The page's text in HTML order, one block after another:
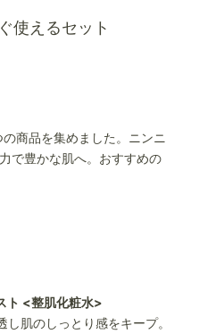
使えるセット
商品を集めました。ニンニ
で豊かな肌へ。 おすすめの
ト <整肌化粧水>
肌のしっとり感をキープ。